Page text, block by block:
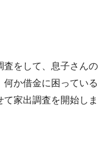
査をして、息子さんの
何か借金に困っている
家出調査を開始しま